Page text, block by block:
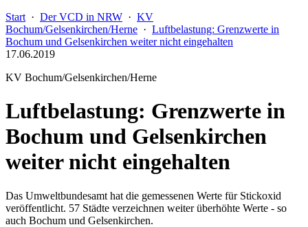
Start · Der VCD in NRW · KV
Bochum/Gelsenkirchen/Herne · Luftbelastung: Grenzwerte in
Bochum und Gelsenkirchen weiter nicht eingehalten
17.06.2019
KV Bochum/Gelsenkirchen/Herne
Luftbelastung: Grenzwerte in
Bochum und Gelsenkirchen
weiter nicht eingehalten
Das Umweltbundesamt hat die gemessenen Werte für Stickoxid
veröffentlicht. 57 Städte verzeichnen weiter überhöhte Werte - so
auch Bochum und Gelsenkirchen.